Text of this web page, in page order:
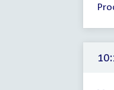
-